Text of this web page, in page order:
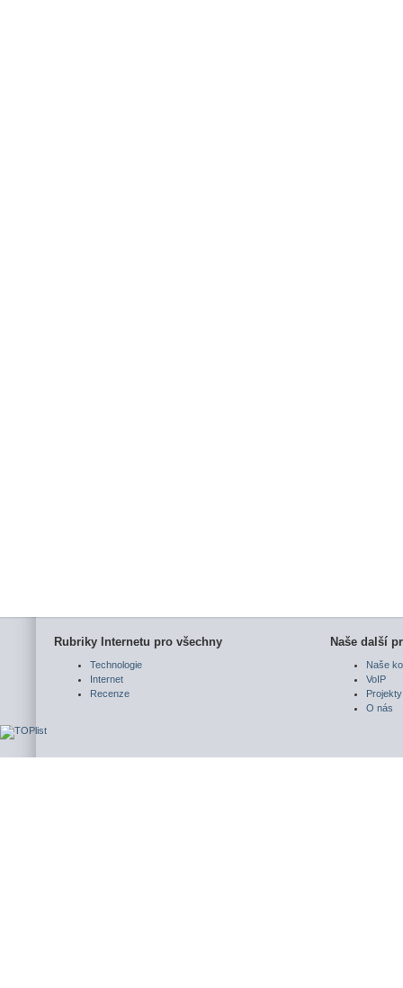
Rubriky Internetu pro všechny
Technologie
Internet
Recenze
Naše další
Naše
VoIP
Projekty
O nás